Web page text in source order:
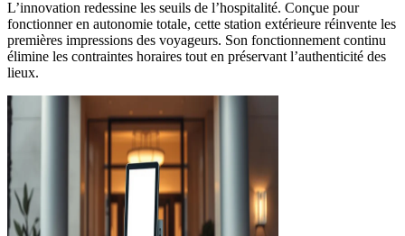
L’innovation redessine les seuils de l’hospitalité. Conçue pour
fonctionner en autonomie totale, cette station extérieure réinvente les
premières impressions des voyageurs. Son fonctionnement continu
élimine les contraintes horaires tout en préservant l’authenticité des
lieux.